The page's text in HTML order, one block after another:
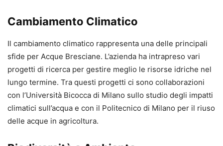
Cambiamento Climatico
Il cambiamento climatico rappresenta una delle principali
sfide per Acque Bresciane. L’azienda ha intrapreso vari
progetti di ricerca per gestire meglio le risorse idriche nel
lungo termine. Tra questi progetti ci sono collaborazioni
con l’Università Bicocca di Milano sullo studio degli impatti
climatici sull’acqua e con il Politecnico di Milano per il riuso
delle acque in agricoltura.